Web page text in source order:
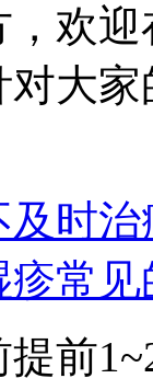
欢
对大
及时
疹常
提前